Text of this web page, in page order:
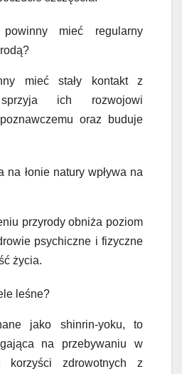
mieć regularny
mieć stały kontakt z
ich rozwojowi
oraz buduje
na łonie natury wpływa na
przyrody obniża poziom
psychiczne i fizyczne
życia.
leśne?
jako shinrin-yoku, to
na przebywaniu w
korzyści zdrowotnych z